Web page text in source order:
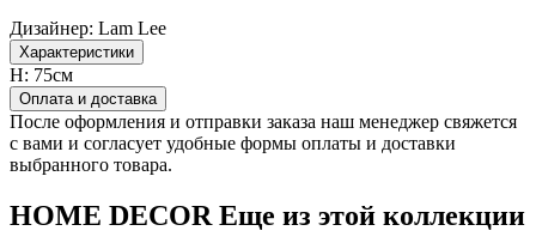
Дизайнер: Lam Lee
Характеристики
H: 75см
Оплата и доставка
После оформления и отправки заказа наш менеджер свяжется
с вами и согласует удобные формы оплаты и доставки
выбранного товара.
HOME DECOR Еще из этой коллекции